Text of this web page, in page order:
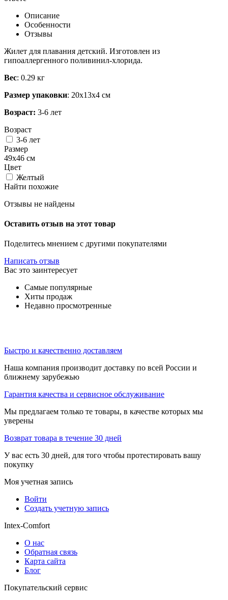
Описание
Особенности
Отзывы
Жилет для плавания детский. Изготовлен из
гипоаллергенного поливинил-хлорида.
Вес: 0.29 кг
Размер упаковки: 20х13х4 см
Возраст: 3-6 лет
Возраст
3-6 лет
Размер
49х46 см
Цвет
Желтый
Найти похожие
Отзывы не найдены
Оставить отзыв на этот товар
Поделитесь мнением с другими покупателями
Написать отзыв
Вас это заинтересует
Самые популярные
Хиты продаж
Недавно просмотренные
Быстро и качественно доставляем
Наша компания производит доставку по всей России и
ближнему зарубежью
Гарантия качества и сервисное обслуживание
Мы предлагаем только те товары, в качестве которых мы
уверены
Возврат товара в течение 30 дней
У вас есть 30 дней, для того чтобы протестировать вашу
покупку
Моя учетная запись
Войти
Создать учетную запись
Intex-Comfort
О нас
Обратная связь
Карта сайта
Блог
Покупательский сервис